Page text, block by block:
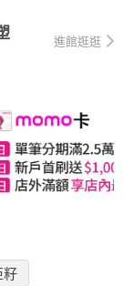
進館逛逛
籽